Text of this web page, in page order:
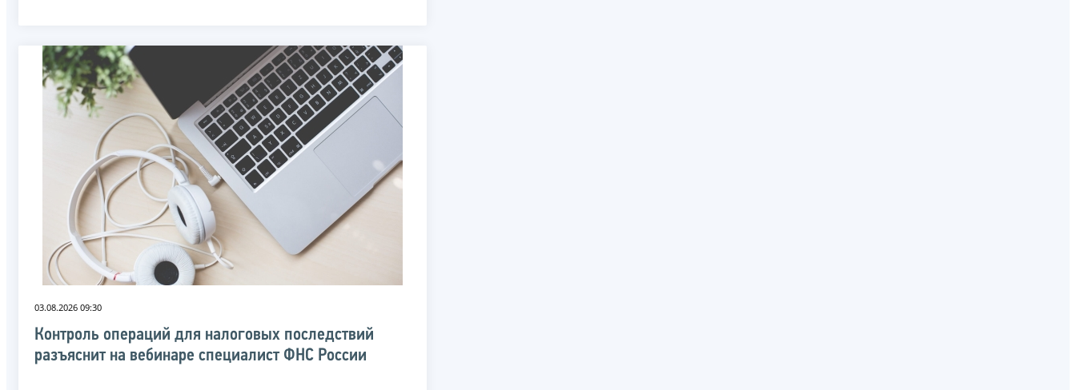
03.08.2026 09:30
Контроль операций для налоговых последствий
разъяснит на вебинаре специалист ФНС России